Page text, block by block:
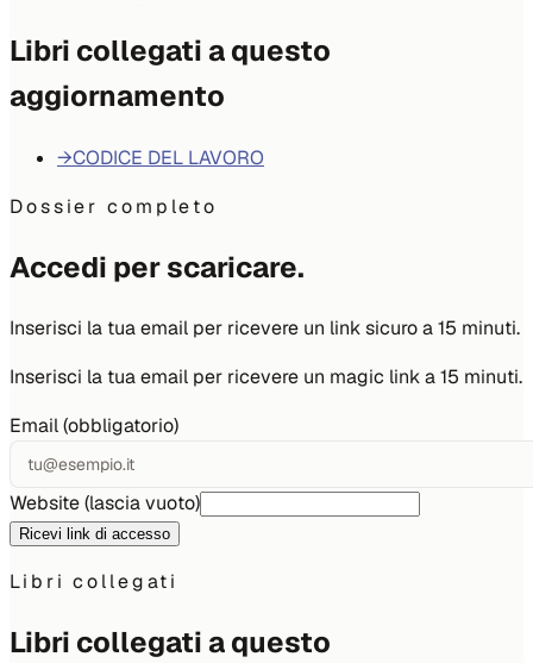
Libri collegati a questo
aggiornamento
→CODICE DEL LAVORO
Dossier completo
Accedi per scaricare.
Inserisci la tua email per ricevere un link sicuro a 15 minuti.
Inserisci la tua email per ricevere un magic link a 15 minuti.
Email (obbligatorio)
Website (lascia vuoto)
Ricevi link di accesso
Libri collegati
Libri collegati a questo